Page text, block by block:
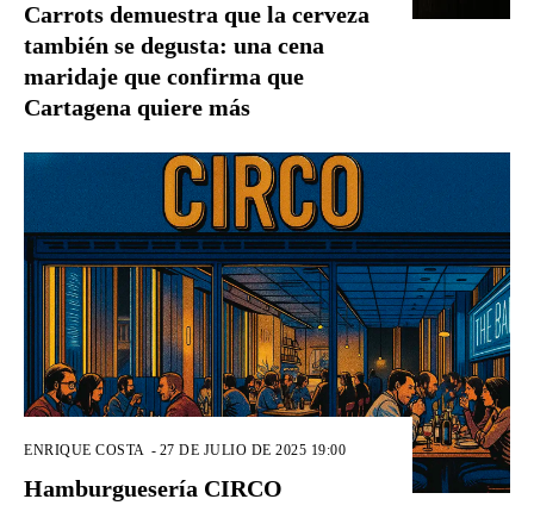
Carrots demuestra que la cerveza
también se degusta: una cena
maridaje que confirma que
Cartagena quiere más
ENRIQUE COSTA - 27 DE JULIO DE 2025 19:00
Hamburguesería CIRCO